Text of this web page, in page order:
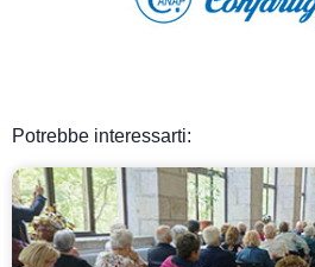
Potrebbe interessarti: